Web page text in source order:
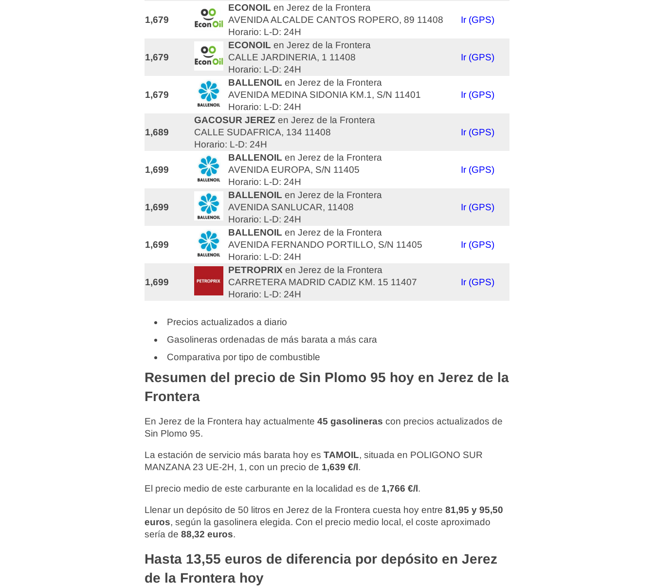
1,679
ECONOIL en Jerez de la Frontera
AVENIDA ALCALDE CANTOS ROPERO, 89 11408
Horario: L-D: 24H
Ir (GPS)
1,679
ECONOIL en Jerez de la Frontera
CALLE JARDINERIA, 1 11408
Horario: L-D: 24H
Ir (GPS)
1,679
BALLENOIL en Jerez de la Frontera
AVENIDA MEDINA SIDONIA KM.1, S/N 11401
Horario: L-D: 24H
Ir (GPS)
1,689
GACOSUR JEREZ en Jerez de la Frontera
CALLE SUDAFRICA, 134 11408
Horario: L-D: 24H
Ir (GPS)
1,699
BALLENOIL en Jerez de la Frontera
AVENIDA EUROPA, S/N 11405
Horario: L-D: 24H
Ir (GPS)
1,699
BALLENOIL en Jerez de la Frontera
AVENIDA SANLUCAR, 11408
Horario: L-D: 24H
Ir (GPS)
1,699
BALLENOIL en Jerez de la Frontera
AVENIDA FERNANDO PORTILLO, S/N 11405
Horario: L-D: 24H
Ir (GPS)
1,699
PETROPRIX en Jerez de la Frontera
CARRETERA MADRID CADIZ KM. 15 11407
Horario: L-D: 24H
Ir (GPS)
Precios actualizados a diario
Gasolineras ordenadas de más barata a más cara
Comparativa por tipo de combustible
Resumen del precio de Sin Plomo 95 hoy en Jerez de la
Frontera
En Jerez de la Frontera hay actualmente 45 gasolineras con precios actualizados de
Sin Plomo 95.
La estación de servicio más barata hoy es TAMOIL, situada en POLIGONO SUR
MANZANA 23 UE-2H, 1, con un precio de 1,639 €/l.
El precio medio de este carburante en la localidad es de 1,766 €/l.
Llenar un depósito de 50 litros en Jerez de la Frontera cuesta hoy entre 81,95 y 95,50
euros, según la gasolinera elegida. Con el precio medio local, el coste aproximado
sería de 88,32 euros.
Hasta 13,55 euros de diferencia por depósito en Jerez
de la Frontera hoy